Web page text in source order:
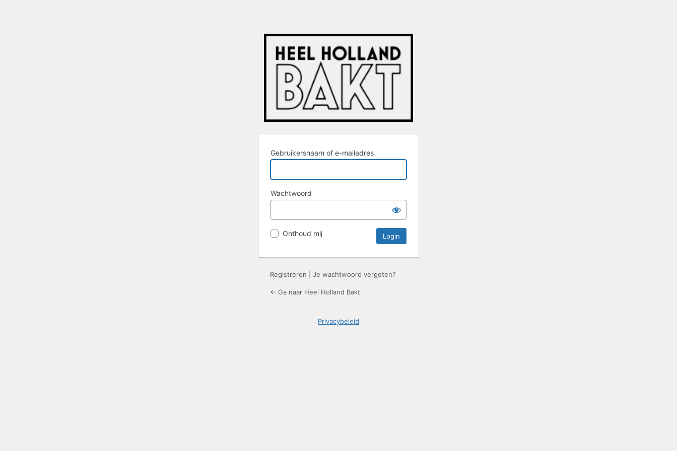
Gebruikersnaam of e-mailadres
Wachtwoord
Onthoud mij
Registreren Je wachtwoord vergeten?
← Ga naar Heel Holland Bakt
Privacybeleid